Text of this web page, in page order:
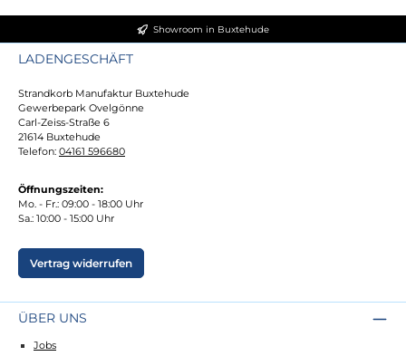
Showroom in Buxtehude
LADENGESCHÄFT
Strandkorb Manufaktur Buxtehude
Gewerbepark Ovelgönne
Carl-Zeiss-Straße 6
21614 Buxtehude
Telefon: 04161 596680
Öffnungszeiten:
Mo. - Fr.: 09:00 - 18:00 Uhr
Sa.: 10:00 - 15:00 Uhr
Vertrag widerrufen
ÜBER UNS
Jobs